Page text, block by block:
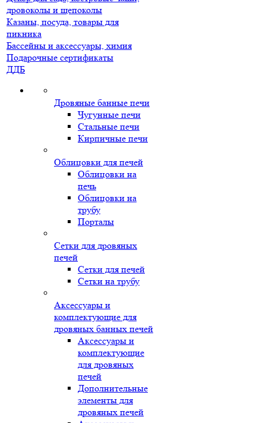
дровоколы и щепоколы
Казаны, посуда, товары для
пикника
Бассейны и аксессуары, химия
Подарочные сертификаты
ДДБ
Дровяные банные печи
Чугунные печи
Стальные печи
Кирпичные печи
Облицовки для печей
Облицовки на
печь
Облицовки на
трубу
Порталы
Сетки для дровяных
печей
Сетки для печей
Сетки на трубу
Аксессуары и
комплектующие для
дровяных банных печей
Аксессуары и
комплектующие
для дровяных
печей
Дополнительные
элементы для
дровяных печей